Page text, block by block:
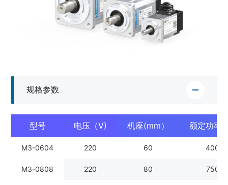
规格参数
型号 电压（V) 机座(mm） 额定功率
M3-0604 220 60 400
M3-0808 220 80 750